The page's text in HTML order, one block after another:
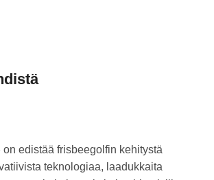
on edistää frisbeegolfin kehitystä
teknologiaa, laadukkaita